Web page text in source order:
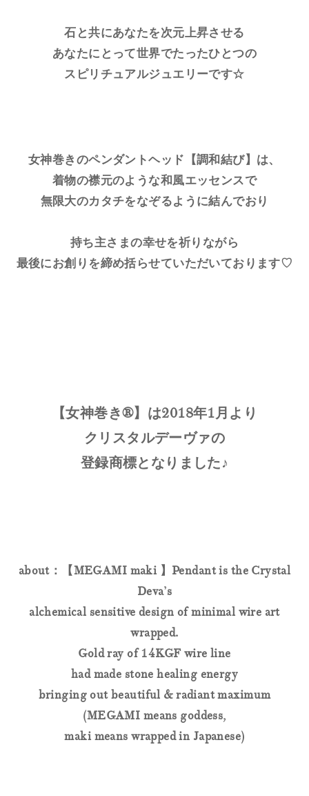
石と共にあなたを次元上昇させる
あなたにとって世界でたったひとつの
スピリチュアルジュエリーです☆
女神巻きのペンダントヘッド【調和結び】は、
着物の襟元のような和風エッセンスで
無限大のカタチをなぞるように結んでおり
持ち主さまの幸せを祈りながら
最後にお創りを締め括らせていただいております♡
【女神巻き®】は2018年1月より
クリスタルデーヴァの
登録商標となりました♪
about：【MEGAMI maki 】Pendant is the Crystal
Deva’s
alchemical sensitive design of minimal wire art
wrapped.
Gold ray of 14KGF wire line
had made stone healing energy
bringing out beautiful & radiant maximum
(MEGAMI means goddess,
maki means wrapped in Japanese)